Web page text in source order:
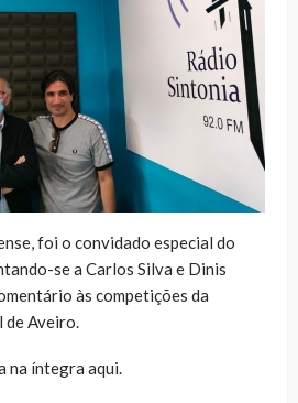
foi o convidado especial do
se a Carlos Silva e Dinis
às competições da
de Aveiro.
na íntegra aqui.